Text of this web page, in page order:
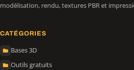
modélisation, rendu, textures PBR et
CATÉGORIES
Bases 3D
Outils gratuits